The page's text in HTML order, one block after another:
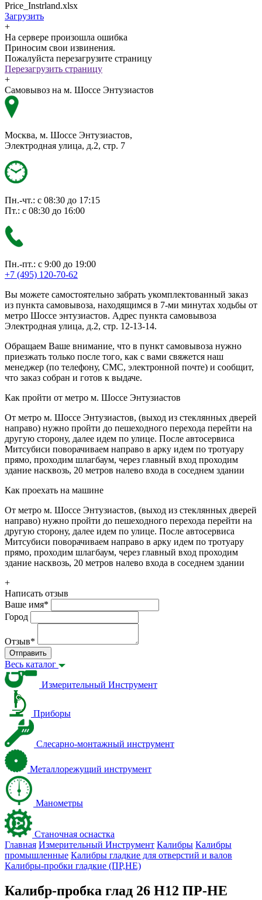
Price_Instrland.xlsx
Загрузить
+
На сервере произошла ошибка
Приносим свои извинения.
Пожалуйста перезагрузите страницу
Перезагрузить страницу
+
Самовывоз на м. Шоссе Энтузиастов
Москва, м. Шоссе Энтузиастов,
Электродная улица, д.2, стр. 7
Пн.-чт.: с 08:30 до 17:15
Пт.: с 08:30 до 16:00
Пн.-пт.: с 9:00 до 19:00
+7 (495) 120-70-62
Вы можете самостоятельно забрать укомплектованный заказ
из пункта самовывоза, находящимся в 7-ми минутах ходьбы от
метро Шоссе энтузиастов. Адрес пункта самовывоза
Электродная улица, д.2, стр. 12-13-14.
Обращаем Ваше внимание, что в пункт самовывоза нужно
приезжать только после того, как с вами свяжется наш
менеджер (по телефону, СМС, электронной почте) и сообщит,
что заказ собран и готов к выдаче.
Как пройти от метро м. Шоссе Энтузиастов
От метро м. Шоссе Энтузиастов, (выход из стеклянных дверей
направо) нужно пройти до пешеходного перехода перейти на
другую сторону, далее идем по улице. После автосервиса
Митсубиси поворачиваем направо в арку идем по тротуару
прямо, проходим шлагбаум, через главный вход проходим
здание насквозь, 20 метров налево входа в соседнем здании
Как проехать на машине
От метро м. Шоссе Энтузиастов, (выход из стеклянных дверей
направо) нужно пройти до пешеходного перехода перейти на
другую сторону, далее идем по улице. После автосервиса
Митсубиси поворачиваем направо в арку идем по тротуару
прямо, проходим шлагбаум, через главный вход проходим
здание насквозь, 20 метров налево входа в соседнем здании
+
Написать отзыв
Ваше имя*
Город
Отзыв*
Отправить
Весь каталог
Измерительный Инструмент
Приборы
Слесарно-монтажный инструмент
Металлорежущий инструмент
Манометры
Станочная оснастка
Главная Измерительный Инструмент Калибры Калибры
промышленные Калибры гладкие для отверстий и валов
Калибры-пробки гладкие (ПР,НЕ)
Калибр-пробка глад 26 H12 ПР-НЕ